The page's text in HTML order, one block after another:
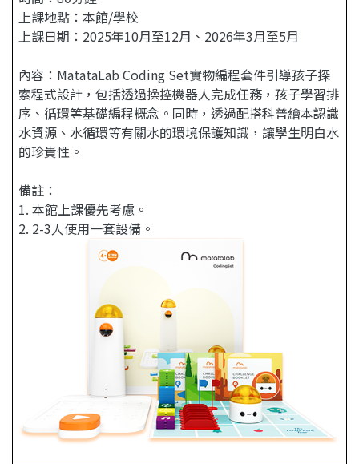
上課地點：本館/學校
上課日期：2025年10月至12月、2026年3月至5月
內容：MatataLab Coding Set實物編程套件引導孩子探
索程式設計，包括透過操控機器人完成任務，孩子學習排
序、循環等基礎編程概念。同時，透過配搭科普繪本認識
水資源、水循環等有關水的環境保護知識，讓學生明白水
的珍貴性。
備註：
1. 本館上課優先考慮。
2. 2-3人使用一套設備。